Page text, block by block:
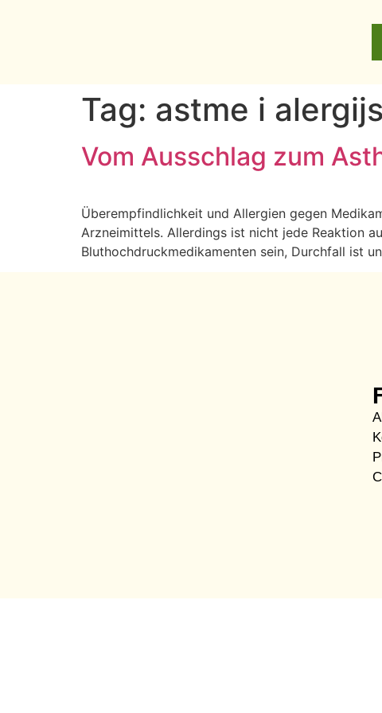
Tag: astme i
Vom Ausschlag zum
Überempfindlichkeit und Allergien gegen
Arzneimittels. Allerdings ist nicht jede Reaktion
Bluthochdruckmedikamenten sein, Durchfall ist